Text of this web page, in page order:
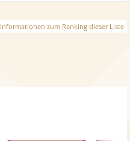
Informationen zum Ranking dieser Liste